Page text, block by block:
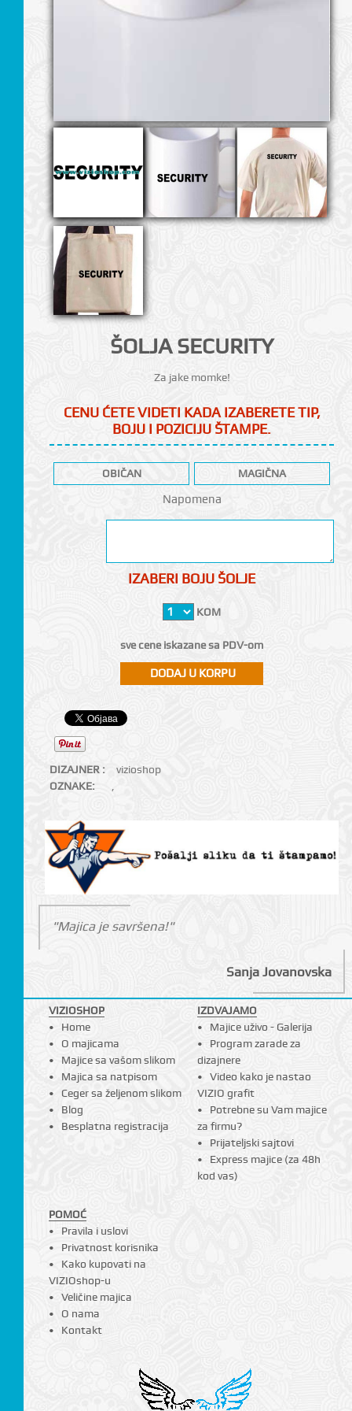
ŠOLJA SECURITY
Za jake momke!
CENU ĆETE VIDETI KADA IZABERETE TIP,
BOJU I POZICIJU ŠTAMPE.
OBIČAN MAGIČNA
Napomena
IZABERI BOJU ŠOLJE
KOM
sve cene iskazane sa PDV-om
DIZAJNER :
vizioshop
OZNAKE:
"Majica je savršena!"
Sanja Jovanovska
VIZIOSHOP
Home
O majicama
Majice sa vašom slikom
Majica sa natpisom
Ceger sa željenom slikom
Blog
Besplatna registracija
IZDVAJAMO
Majice uživo - Galerija
Program zarade za
dizajnere
Video kako je nastao
VIZIO grafit
Potrebne su Vam majice
za firmu?
Prijateljski sajtovi
Express majice (za 48h
kod vas)
POMOĆ
Pravila i uslovi
Privatnost korisnika
Kako kupovati na
VIZIOshop-u
Veličine majica
O nama
Kontakt